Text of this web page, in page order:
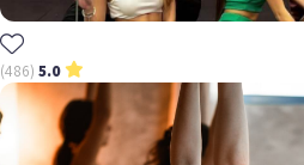
5.0
(486)